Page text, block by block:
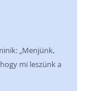
„Menjünk,
mi leszünk a